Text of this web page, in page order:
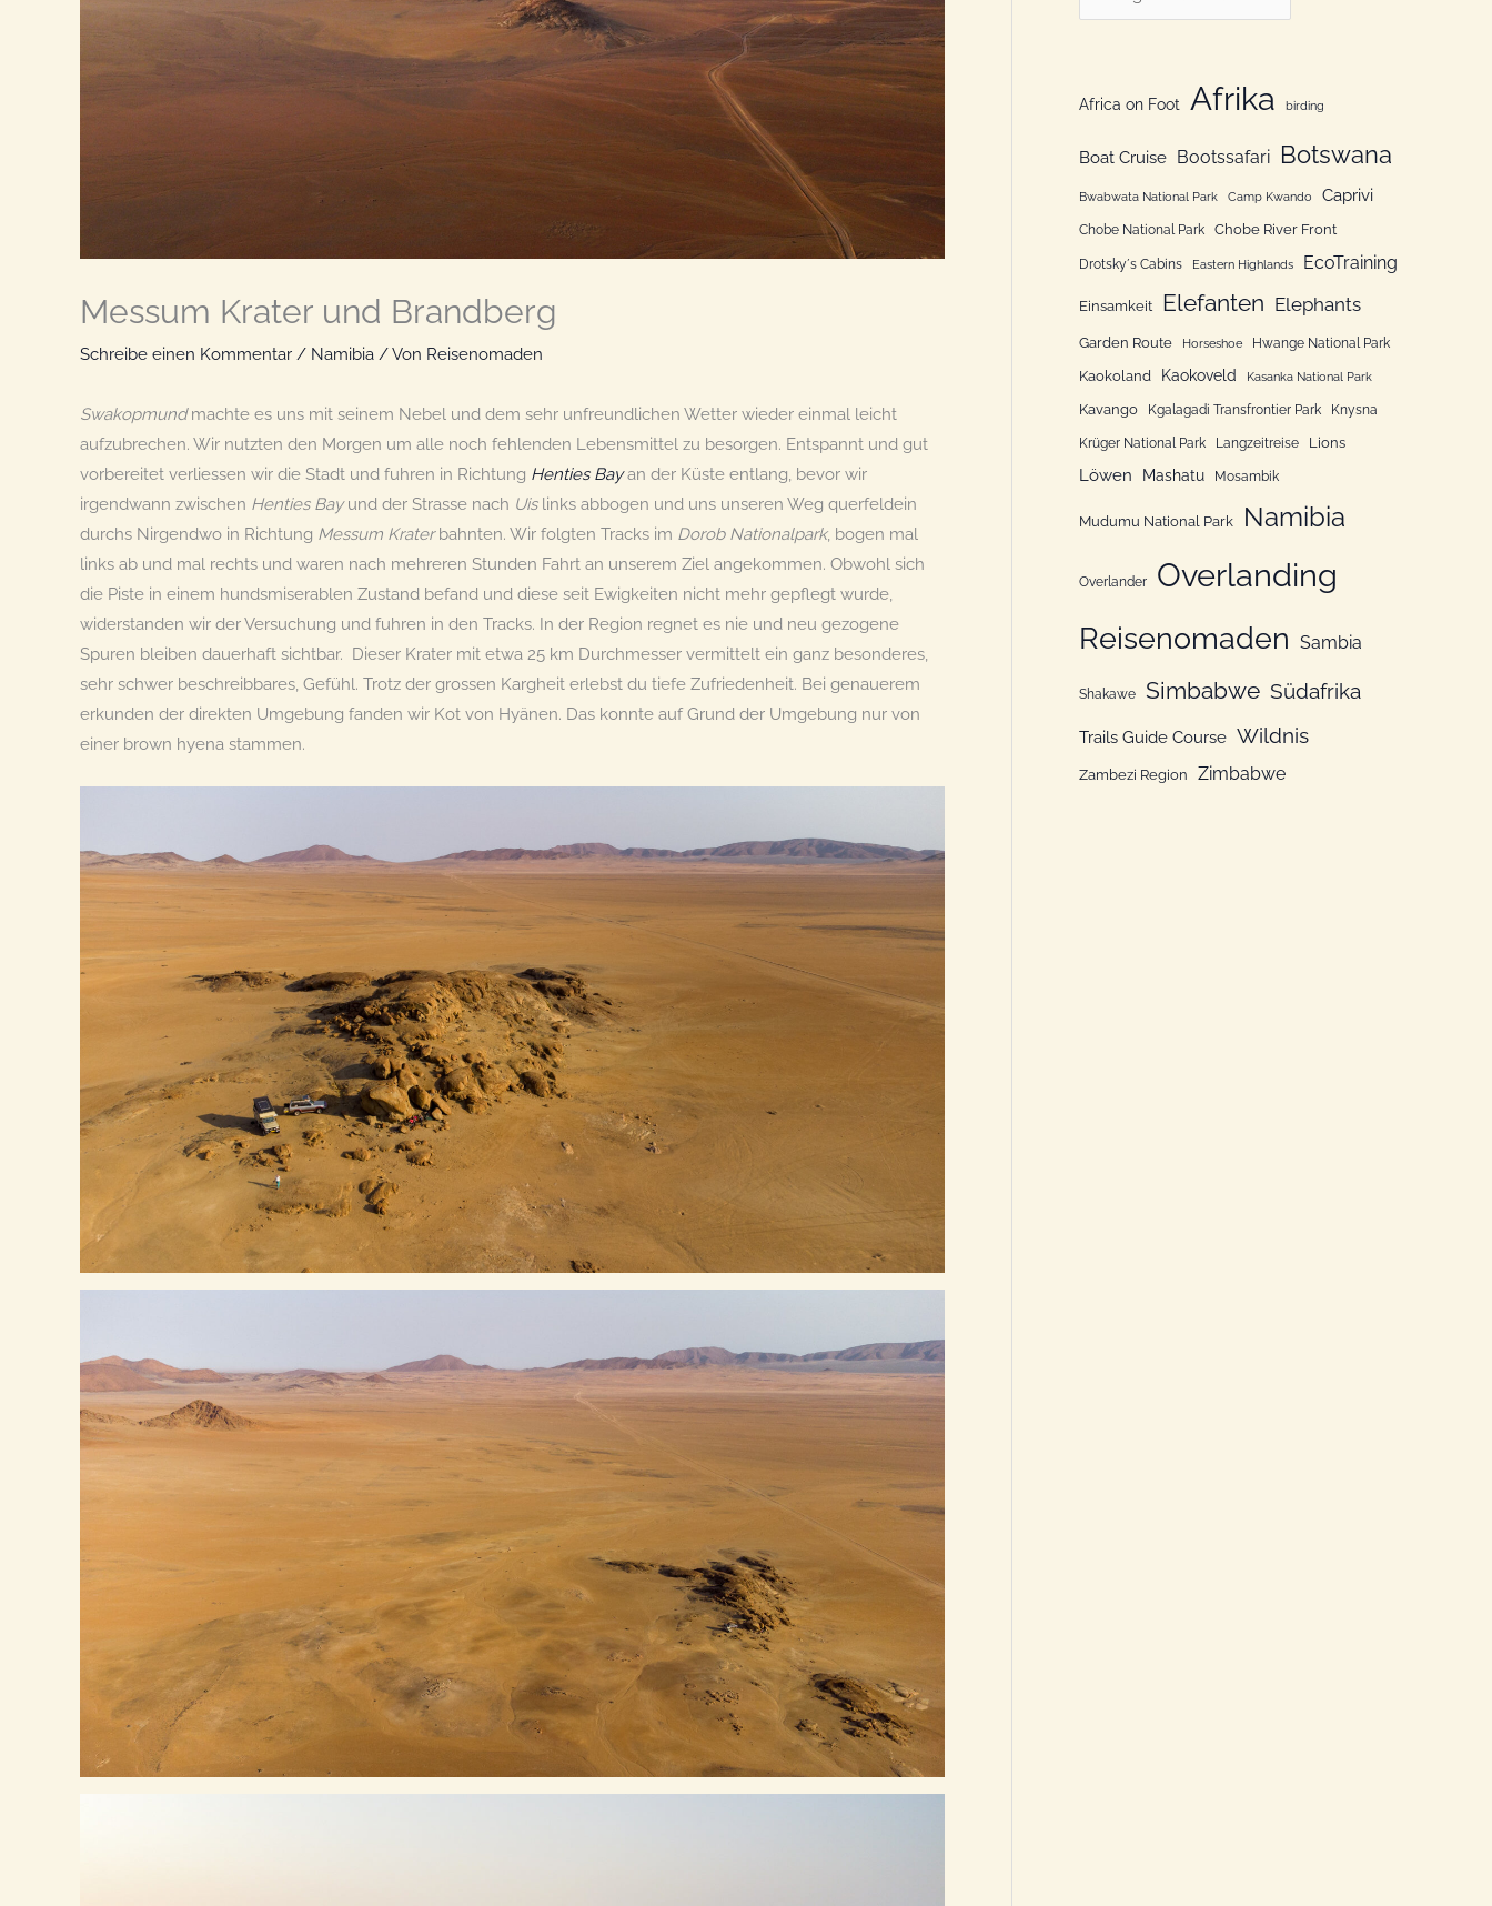
Messum Krater und Brandberg
Schreibe einen Kommentar / Namibia / Von Reisenomaden
Swakopmundmachte es uns mit seinem Nebel und dem sehr unfreundlichen Wetter wieder einmal leicht
aufzubrechen. Wir nutzten den Morgen um alle noch fehlenden Lebensmittel zu besorgen. Entspannt und gut
vorbereitet verliessen wir die Stadt und fuhren in Richtung Henties Bayan der Küste entlang, bevor wir
irgendwann zwischen Henties Bayund der Strasse nach Uislinks abbogen und uns unseren Weg querfeldein
durchs Nirgendwo in Richtung Messum Kraterbahnten. Wir folgten Tracks im Dorob Nationalpark, bogen mal
links ab und mal rechts und waren nach mehreren Stunden Fahrt an unserem Ziel angekommen. Obwohl sich
die Piste in einem hundsmiserablen Zustand befand und diese seit Ewigkeiten nicht mehr gepflegt wurde,
widerstanden wir der Versuchung und fuhren in den Tracks. In der Region regnet es nie und neu gezogene
Spuren bleiben dauerhaft sichtbar. Dieser Krater mit etwa 25 km Durchmesser vermittelt ein ganz besonderes,
sehr schwer beschreibbares, Gefühl. Trotz der grossen Kargheit erlebst du tiefe Zufriedenheit. Bei genauerem
erkunden der direkten Umgebung fanden wir Kot von Hyänen. Das konnte auf Grund der Umgebung nur von
einer brown hyena stammen.
c
a
o
Africa on Foot Afrika birding
Boat Cruise Bootssafari Botswana
Bwabwata National Park Camp Kwando Caprivi
Chobe National Park Chobe River Front
Drotsky´s Cabins Eastern Highlands EcoTraining
Einsamkeit Elefanten Elephants
Garden Route Horseshoe Hwange National Park
Kaokoland Kaokoveld Kasanka National Park
Kavango Kgalagadi Transfrontier Park Knysna
Krüger National Park Langzeitreise Lions
Löwen Mashatu Mosambik
Mudumu National Park Namibia
Overlander Overlanding
Reisenomaden Sambia
Shakawe Simbabwe Südafrika
Trails Guide Course Wildnis
Zambezi Region Zimbabwe